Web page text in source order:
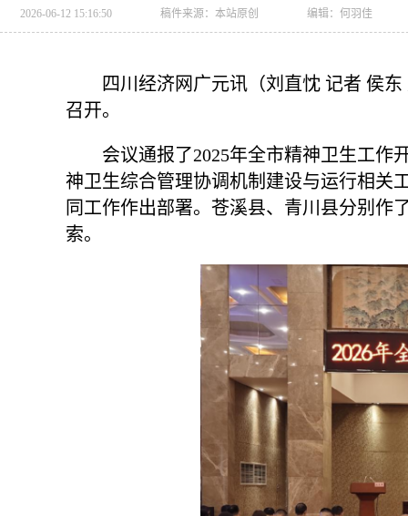
2026-06-12 15:16:50 稿件来源： 本站原创 编辑：何羽佳
四川经济网广元讯（刘直忱 记者 侯
召开。
会议通报了2025年全市精神卫生工作
神卫生综合管理协调机制建设与运行相关
同工作作出部署。苍溪县、青川县分别作
索。